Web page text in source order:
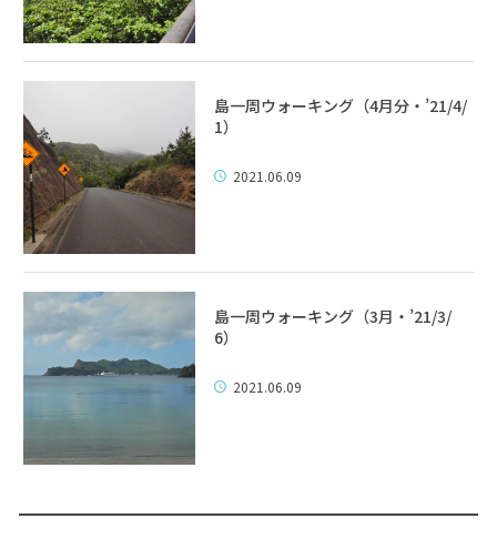
島一周ウォーキング（4月分・’21/4/
1）
2021.06.09
島一周ウォーキング（3月・’21/3/
6）
2021.06.09